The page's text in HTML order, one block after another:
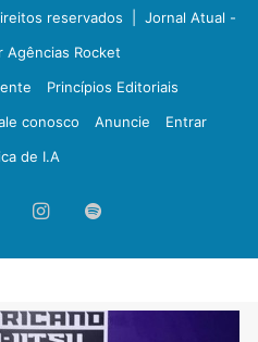
reservados | Jornal Atual -
Agências Rocket
Princípios Editoriais
conosco Anuncie
Entrar
de I.A
YouTubeInstagram
Spotify